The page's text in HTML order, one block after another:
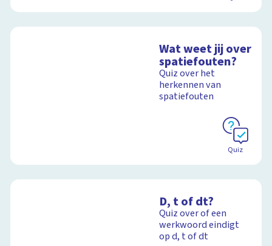
Wat weet jij over
spatiefouten?
Quiz over het
herkennen van
spatiefouten
Quiz
D, t of dt?
Quiz over of een
werkwoord eindigt
op d, t of dt